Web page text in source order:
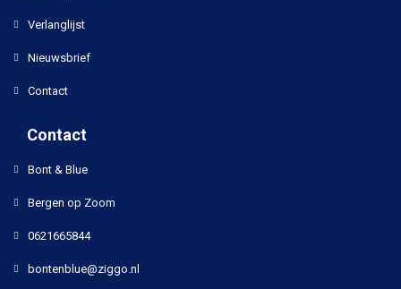
Verlanglijst
Nieuwsbrief
Contact
Contact
Bont & Blue
Bergen op Zoom
0621665844
bontenblue@ziggo.nl